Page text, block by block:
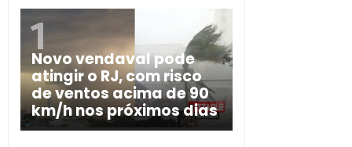
Novo vendaval pode
atingir o RJ, com risco
de ventos acima de 90
km/h nos próximos dias